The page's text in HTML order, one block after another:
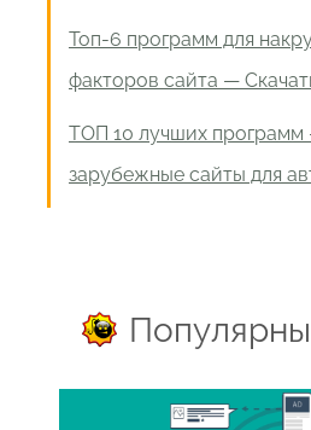
Топ-6 программ для
факторов сайта —
ТОП 10 лучших
зарубежные сайты для